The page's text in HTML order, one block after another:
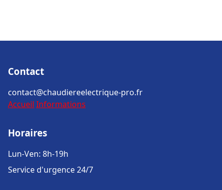
Contact
contact@chaudiereelectrique-pro.fr
Accueil Informations
Horaires
Lun-Ven: 8h-19h
Service d'urgence 24/7